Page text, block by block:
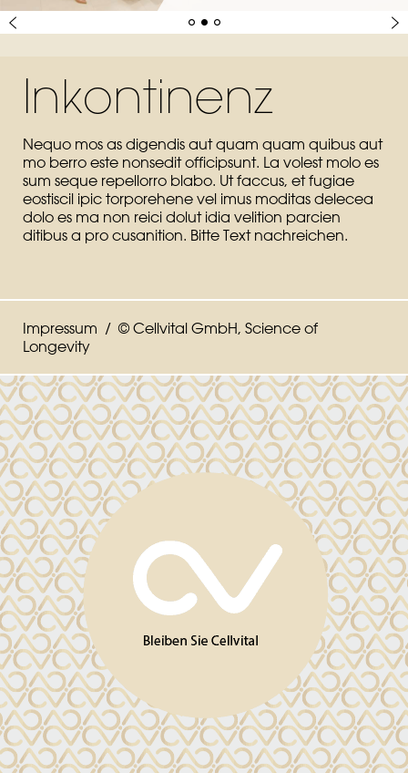
Inkontinenz
Nequo mos as digendis aut quam quam quibus aut
mo berro este nonsedit officipsunt. La volest molo es
sum seque repellorro blabo. Ut faccus, et fugiae
eostiscil ipic torporehene vel imus moditas delecea
dolo es ma non reici dolut idia velition parcien
ditibus a pro cusanition. Bitte Text nachreichen.
Impressum / © Cellvital GmbH, Science of
Longevity